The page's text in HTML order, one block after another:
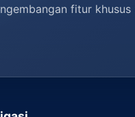
fitur khusus